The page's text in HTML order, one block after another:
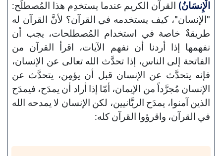
الْإِنسَانُ) القرآن الكريم عندما يستخدِم هذا المُصطلَح:
"الإنسان"، كيف يستخدمه في القرآن؟ لأنَّ القرآن له
طريقةٌ خاصة في استخدام المُصطلحات، يجب أن
نفهمها إذا أردنا أن نفهم الآيات، اقرأ القرآن من
الفاتحة إلى الناس، إذا تحدَّث الله تعالى عن الإنسان،
فإنه يتحدَّث عن الإنسان قبل أن يؤمِن، يتحدَّث عن
الإنسان مُجرَّداً من الإيمان، أمّا إذا أراد أن يمدَح، فيمدَح
الذين آمنوا، يمدَح الربَّانيين، لكن الإنسان لا يمدحه الله
في القرآن، واقرؤوا القرآن كله: